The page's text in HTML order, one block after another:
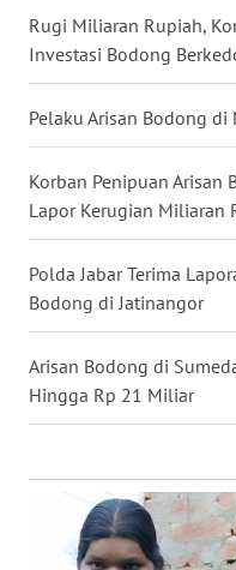
Rugi Miliaran Rupiah,
Investasi Bodong
Pelaku Arisan Bodong di
Korban Penipuan Arisan
Lapor Kerugian Miliaran
Polda Jabar Terima
Bodong di Jatinangor
Arisan Bodong di
Hingga Rp 21 Miliar
WN
SUMBAR
WN
SUMSEL
WN
BENGKULU
WN
WN
JATENG